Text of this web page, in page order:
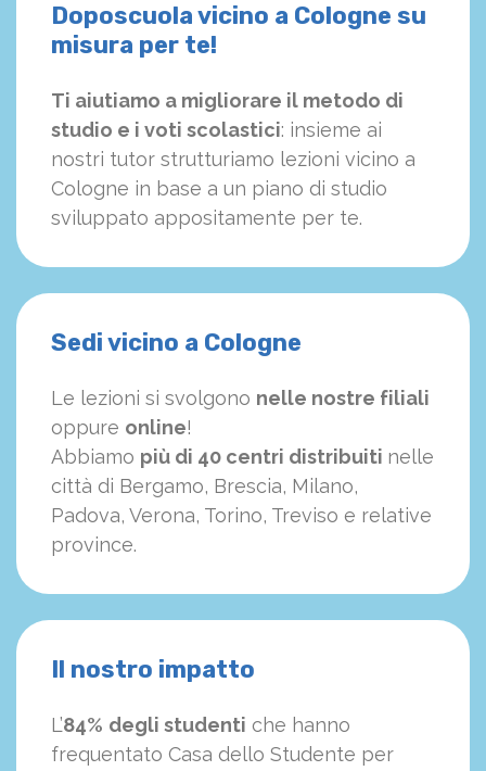
Doposcuola vicino a Cologne su
misura per te!
Ti aiutiamo a migliorare il metodo di
studio e i voti scolastici: insieme ai
nostri tutor strutturiamo lezioni vicino a
Cologne in base a un piano di studio
sviluppato appositamente per te.
Sedi vicino a Cologne
Le lezioni si svolgono nelle nostre filiali
oppure online!
Abbiamo più di 40 centri distribuiti nelle
città di Bergamo, Brescia, Milano,
Padova, Verona, Torino, Treviso e relative
province.
Il nostro impatto
L’84% degli studenti che hanno
frequentato Casa dello Studente per